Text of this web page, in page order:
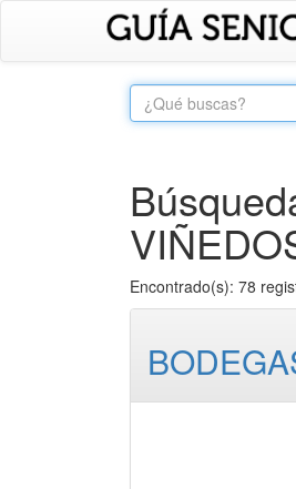
Encontrado(s): 78